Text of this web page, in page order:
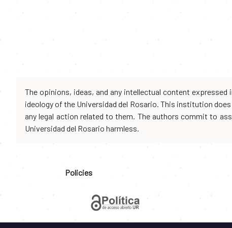
The opinions, ideas, and any intellectual content
ideology of the Universidad del Rosario. This institution
any legal action related to them. The authors commit to
Universidad del Rosario harmless.
Policies